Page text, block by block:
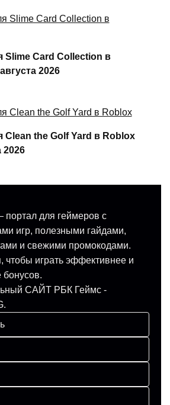
Slime Card Collection в
2026
Clean the Golf Yard в Roblox
2026
портал для геймеров с
игр, полезными гайдами,
и свежими промокодами.
чтобы играть эффективнее и
бонусов.
САЙТ РБК Геймс -